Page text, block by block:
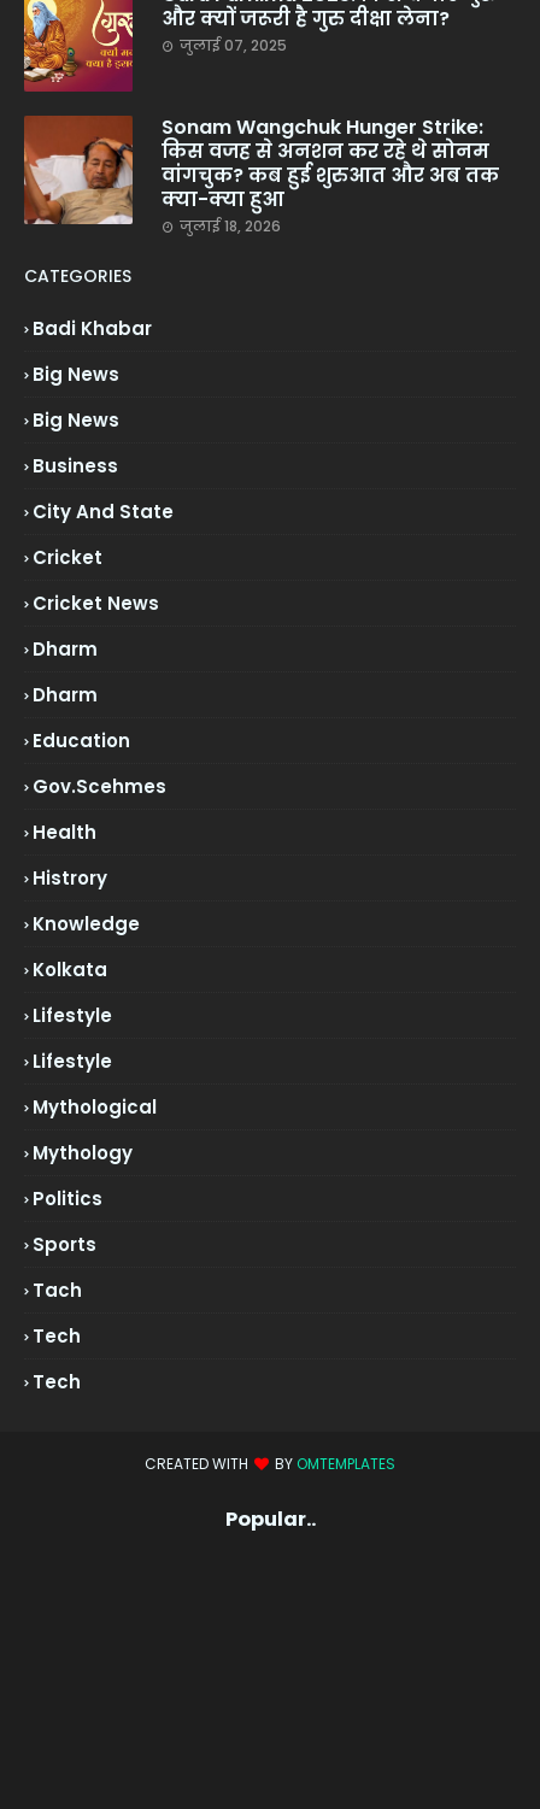
और क्यों जरूरी है गुरु दीक्षा लेना?
जुलाई 07, 2025
Sonam Wangchuk Hunger Strike:
किस वजह से अनशन कर रहे थे सोनम
वांगचुक? कब हुई शुरुआत और अब तक
क्या-क्या हुआ
जुलाई 18, 2026
CATEGORIES
Badi Khabar
Big News
Big News
Business
City And State
Cricket
Cricket News
Dharm
Dharm
Education
Gov.scehmes
Health
Histrory
Knowledge
Kolkata
Lifestyle
Lifestyle
Mythological
Mythology
Politics
Sports
Tach
Tech
Tech
CREATED WITH BY OMTEMPLATES
Popular..